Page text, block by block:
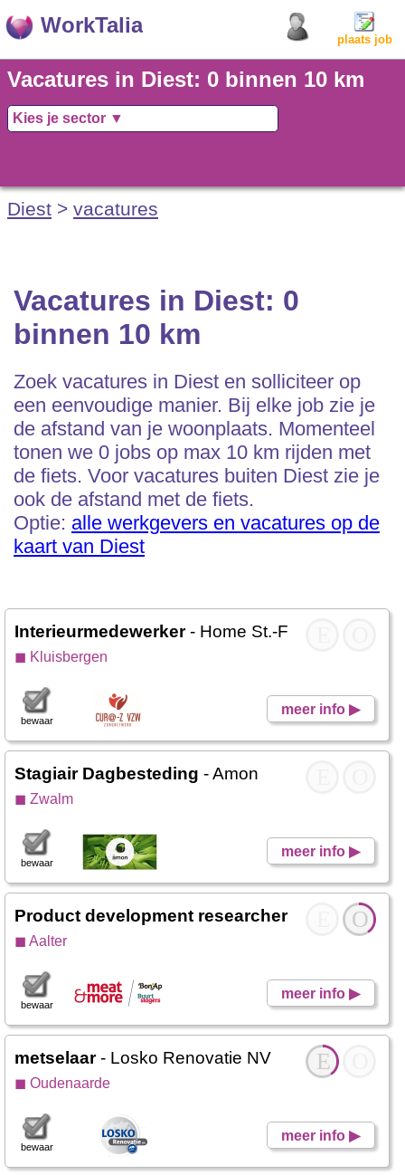
WorkTalia
plaats job
Vacatures in Diest: 0 binnen 10 km
Diest > vacatures
Vacatures in Diest: 0
binnen 10 km
Zoek vacatures in Diest en solliciteer op
een eenvoudige manier. Bij elke job zie je
de afstand van je woonplaats. Momenteel
tonen we 0 jobs op max 10 km rijden met
de fiets. Voor vacatures buiten Diest zie je
ook de afstand met de fiets.
Optie: alle werkgevers en vacatures op de
kaart van Diest
Interieurmedewerker- Home St.-Franciscus
◼ Kluisbergen
meer info ▶
bewaar
Stagiair Dagbesteding - Amon
◼ Zwalm
meer info ▶
bewaar
O
Product development researcher - Quick lunch
◼ Aalter
meer info ▶
bewaar
E
metselaar- Losko Renovatie NV
◼ Oudenaarde
meer info ▶
bewaar